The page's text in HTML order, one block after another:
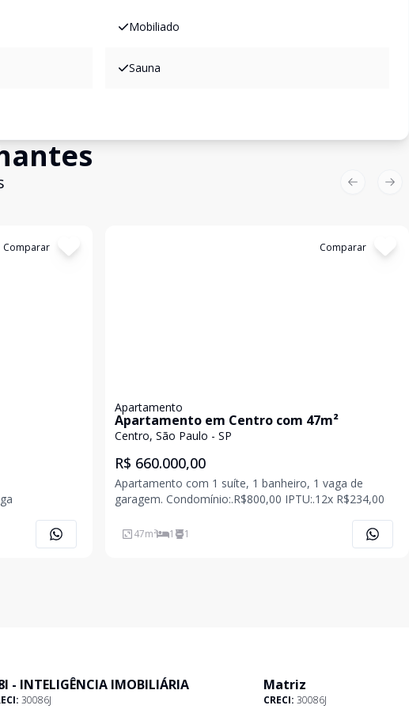
Mobiliado
Sauna
Comparar Comparar
Apartamento
Apartamento em Centro com 47m²
Centro, São Paulo - SP
R$ 660.000,00
Apartamento com 1 suíte, 1 banheiro, 1 vaga de
garagem. Condomínio:.R$800,00 IPTU:.12x R$234,00
47m² 1 1
Previous
- INTELIGÊNCIA IMOBILIÁRIA
30086J
Matriz
CRECI: 30086J